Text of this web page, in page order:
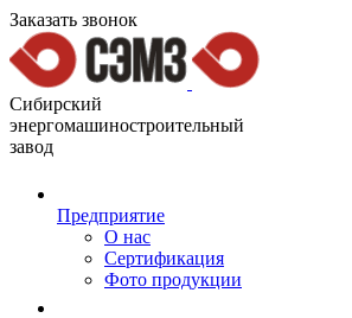
Заказать звонок
Сибирский
энергомашиностроительный
завод
Предприятие
О нас
Сертификация
Фото продукции